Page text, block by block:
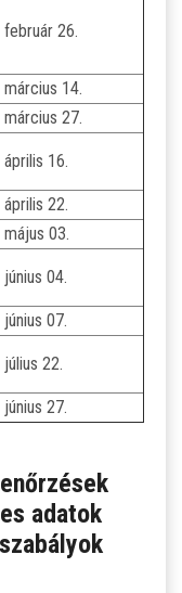
26.
14.
27.
16.
22.
03.
04.
07.
22.
27.
adatok